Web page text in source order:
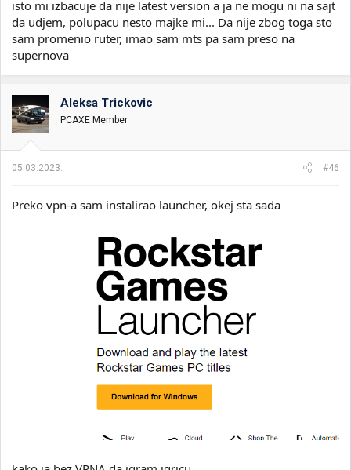
isto mi izbacuje da nije latest version a ja ne mogu ni na sajt
da udjem, polupacu nesto majke mi... Da nije zbog toga sto
sam promenio ruter, imao sam mts pa sam preso na
supernova
Aleksa Trickovic
PCAXE Member
05.03.2023. #46
Preko vpn-a sam instalirao launcher, okej sta sada